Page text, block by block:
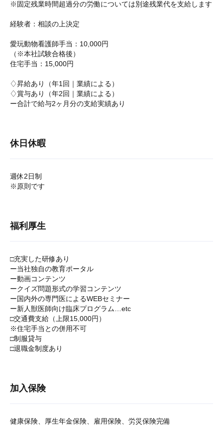
※固定残業時間超過分の労働については別途残業代を支給します
経験者：相談の上決定
愛玩動物看護師手当：10,000円
（※本社試験合格後）
住宅手当：15,000円
♢昇給あり（年1回｜業績による）
♢賞与あり（年2回｜業績による）
ー合計で給与2ヶ月分の支給実績あり
休日休暇
週休2日制
※原則です
福利厚生
□充実した研修あり
ー当社独自の教育ポータル
ー動画コンテンツ
ークイズ問題形式の学習コンテンツ
ー国内外の専門医によるWEBセミナー
ー新人獣医師向け臨床プログラム…etc
□交通費支給（上限15,000円）
※住宅手当との併用不可
□制服貸与
□退職金制度あり
加入保険
健康保険、厚生年金保険、雇用保険、労災保険完備